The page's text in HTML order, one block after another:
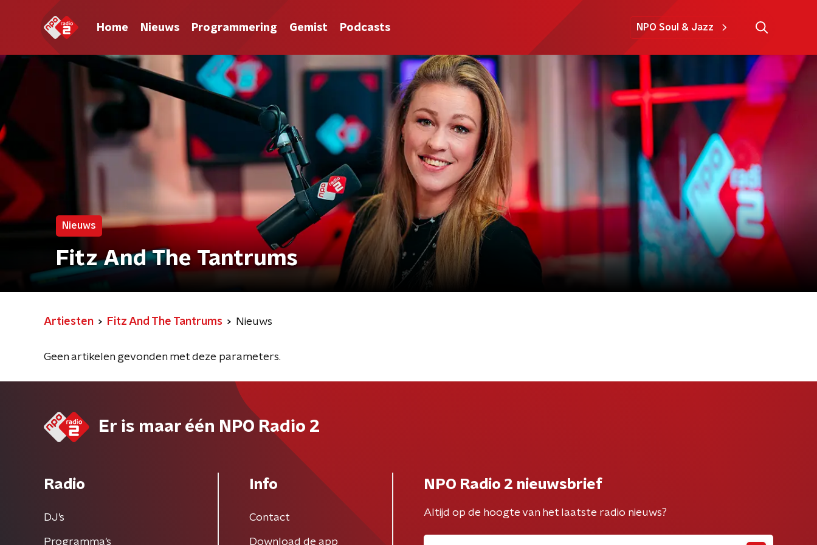
Home Nieuws Programmering Gemist Podcasts NPO Soul & Jazz
Nieuws
Fitz And The Tantrums
Artiesten Fitz And The Tantrums Nieuws
Geen artikelen gevonden met deze parameters.
Er is maar één NPO Radio 2
Radio
DJ’s
Programma's
Info
Contact
Download de app
NPO Radio 2 nieuwsbrief
Altijd op de hoogte van het laatste radio nieuws?